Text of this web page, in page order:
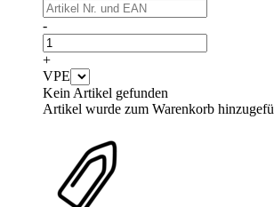
-
+
VPE
Kein Artikel gefunden
Artikel wurde zum Warenkorb